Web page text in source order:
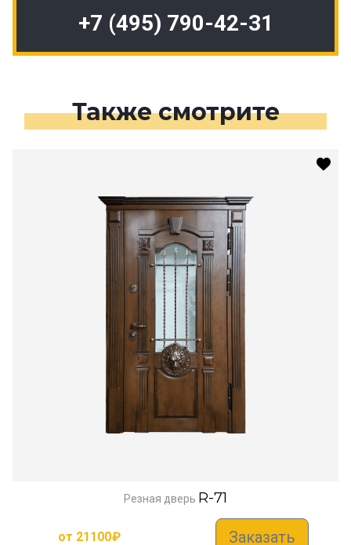
+7 (495) 790-42-31
Также смотрите
Резная дверь R-71
от 21100₽ Заказать